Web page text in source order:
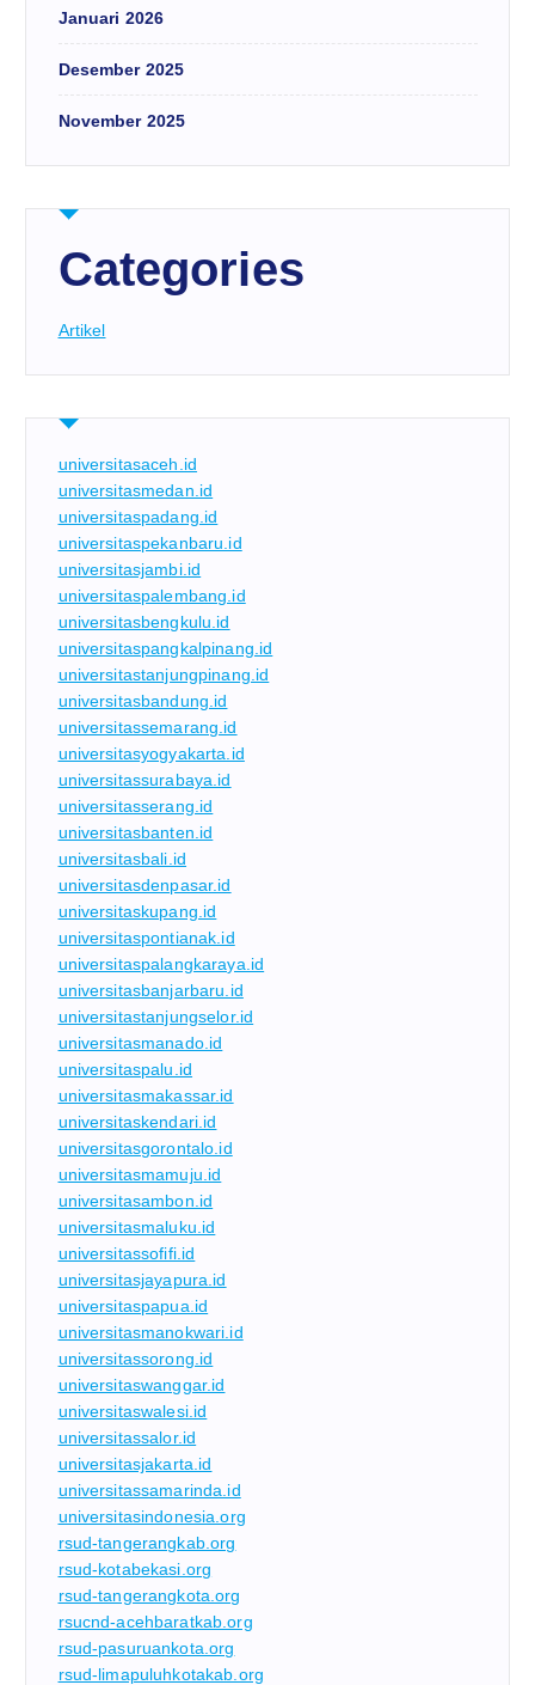
Januari 2026
Desember 2025
November 2025
Categories
Artikel
universitasaceh.id
universitasmedan.id
universitaspadang.id
universitaspekanbaru.id
universitasjambi.id
universitaspalembang.id
universitasbengkulu.id
universitaspangkalpinang.id
universitastanjungpinang.id
universitasbandung.id
universitassemarang.id
universitasyogyakarta.id
universitassurabaya.id
universitasserang.id
universitasbanten.id
universitasbali.id
universitasdenpasar.id
universitaskupang.id
universitaspontianak.id
universitaspalangkaraya.id
universitasbanjarbaru.id
universitastanjungselor.id
universitasmanado.id
universitaspalu.id
universitasmakassar.id
universitaskendari.id
universitasgorontalo.id
universitasmamuju.id
universitasambon.id
universitasmaluku.id
universitassofifi.id
universitasjayapura.id
universitaspapua.id
universitasmanokwari.id
universitassorong.id
universitaswanggar.id
universitaswalesi.id
universitassalor.id
universitasjakarta.id
universitassamarinda.id
universitasindonesia.org
rsud-tangerangkab.org
rsud-kotabekasi.org
rsud-tangerangkota.org
rsucnd-acehbaratkab.org
rsud-pasuruankota.org
rsud-limapuluhkotakab.org